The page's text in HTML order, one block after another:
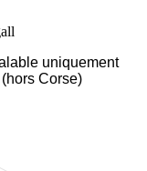
uniquement
Corse)